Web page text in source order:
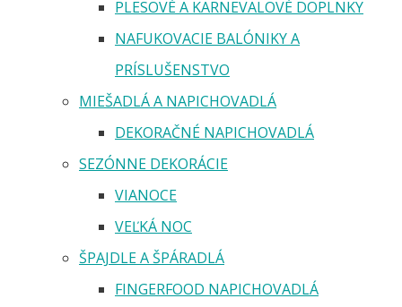
PLESOVÉ A KARNEVALOVÉ DOPLNKY
NAFUKOVACIE BALÓNIKY A
PRÍSLUŠENSTVO
MIEŠADLÁ A NAPICHOVADLÁ
DEKORAČNÉ NAPICHOVADLÁ
SEZÓNNE DEKORÁCIE
VIANOCE
VEĽKÁ NOC
ŠPAJDLE A ŠPÁRADLÁ
FINGERFOOD NAPICHOVADLÁ